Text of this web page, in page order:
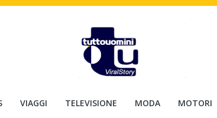
VIAGGI TELEVISIONE MODA MOTORI